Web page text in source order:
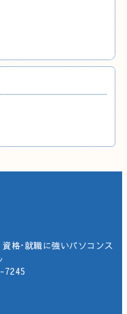
格･就職に強いパソコンス
7245